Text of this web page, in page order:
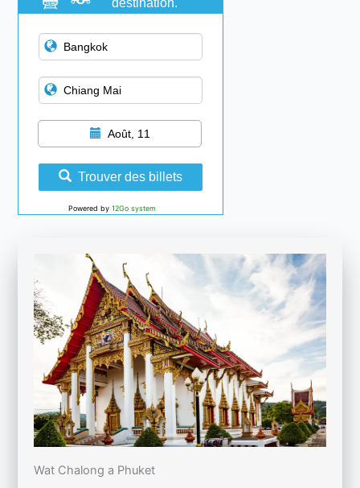
destination.
Août, 11
Trouver des billets
Powered by12Go system
Wat Chalong a Phuket